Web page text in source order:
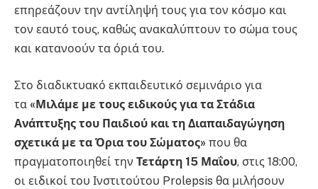
επηρεάζουν την αντίληψή τους για τον κόσμο και
τον εαυτό τους, καθώς ανακαλύπτουν το σώμα τους
και κατανοούν τα όριά του.
Στο διαδικτυακό εκπαιδευτικό σεμινάριο για
τα «Μιλάμε με τους ειδικούς για τα Στάδια
Ανάπτυξης του Παιδιού και τη Διαπαιδαγώγηση
σχετικά με τα Όρια του Σώματος» που θα
πραγματοποιηθεί την Τετάρτη 15 Μαΐου, στις 18:00,
οι ειδικοί του Ινστιτούτου Prolepsis θα μιλήσουν